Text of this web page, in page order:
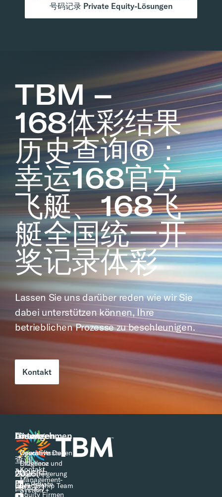
号码记录 Private Equity-Lösungen
TBM –
168体彩结果
历史查询®：
幸运168官方
飞艇、168飞
艇全国统一开
奖记录体彩
Lassen Sie uns darüber reden wie wir Sie
dabei unterstützen können, Ihre
betrieblichen Prozesse zu beschleunigen.
Kontakt
Folge
uns
Ansatz
查询
2026(中
国体彩)
Lösungen
Operative
Exzellenz
Management-
System +
Operative Due
Diligence und
Wertsteigerung
für Private
Equity Firmen
Unternehmen
Geschäftsstellen
Kontakt
Leadership Team